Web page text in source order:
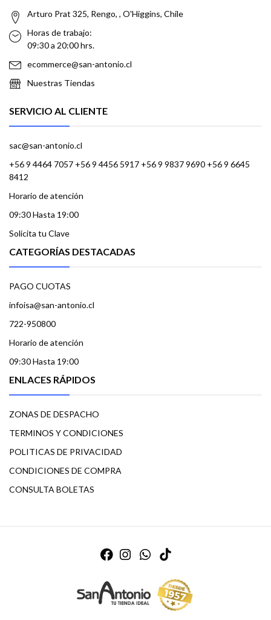
Arturo Prat 325, Rengo, , O'Higgins, Chile
Horas de trabajo:
09:30 a 20:00 hrs.
ecommerce@san-antonio.cl
Nuestras Tiendas
SERVICIO AL CLIENTE
sac@san-antonio.cl
+56 9 4464 7057 +56 9 4456 5917 +56 9 9837 9690 +56 9 6645
8412
Horario de atención
09:30 Hasta 19:00
Solicita tu Clave
CATEGORÍAS DESTACADAS
PAGO CUOTAS
infoisa@san-antonio.cl
722-950800
Horario de atención
09:30 Hasta 19:00
ENLACES RÁPIDOS
ZONAS DE DESPACHO
TERMINOS Y CONDICIONES
POLITICAS DE PRIVACIDAD
CONDICIONES DE COMPRA
CONSULTA BOLETAS